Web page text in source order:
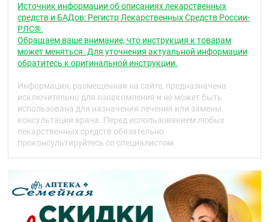
Фармакологические свойства
Фармакодинамика
Селективный бета1-адреноблокатор без
собственной симпатомиметической активности, не
обладает мембраностабилизирующим действием.
уменьшает потребность миокарда в кислороде,
урежает частоту сердечных сокращений (ЧСС) (в
покое и при нагрузке). Оказывает гипотензивное,
антиангинальное и антиаритмическое действие.
Блокируя в невысоких дозах бета1-
адренорецепторы сердца, уменьшает
стимулированное катехоламинами образование
аденозинтрифосфата (АТФ), снижает
внутриклеточный ток ионов
кальция, оказывает
отрицательное хроно-, дромо-, батмо- и инотропное
действие, угнетает проводимость и возбудимость.
Источник информации об описаниях лекарственных
средств и БАДов: Регистр Лекарственных Средств России-
РЛС®.
Обращаем ваше внимание, что инструкция к товарам
может меняться. Для уточнения актуальной информации
обратитесь к оригинальной инструкции.
Информация, размещенная на сайте, предназначена
исключительно для ознакомления и не может быть
использована для назначения лечения или замены
консультации врача. Перед использованием любых
лекарственных средств обязательно
проконсультируйтесь со специалистом.